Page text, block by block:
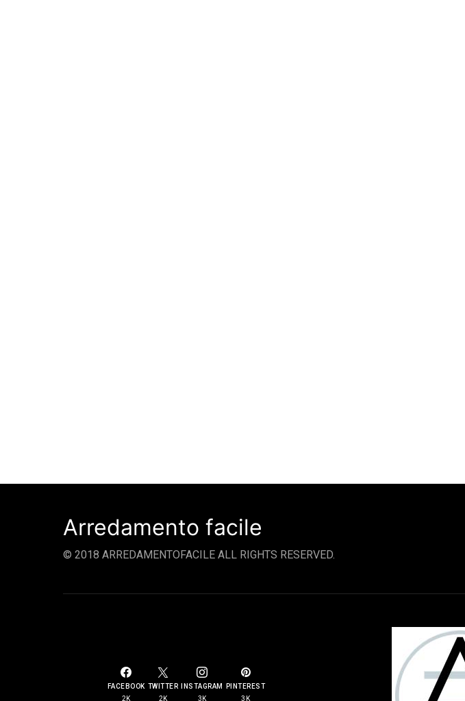
Arredamento facile
© 2018 ARREDAMENTOFACILE ALL RIGHTS RESERVED.
FACEBOOK
2K
TWITTER
2K
INSTAGRAM
3K
PINTEREST
3K